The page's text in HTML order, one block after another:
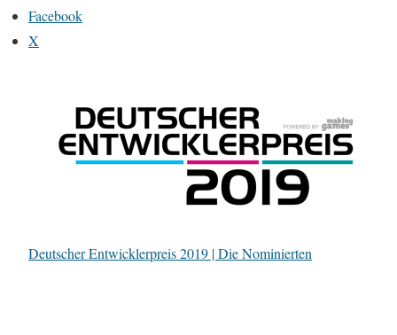
Facebook
X
Deutscher Entwicklerpreis 2019 | Die Nominierten